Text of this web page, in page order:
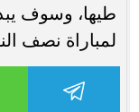
طيها، وسوف
‏لمباراة نصف